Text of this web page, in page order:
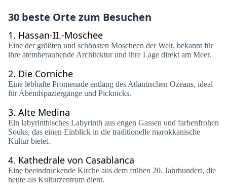
30 beste Orte zum Besuchen
1. Hassan-II.-Moschee
Eine der größten und schönsten Moscheen der Welt, bekannt für
ihre atemberaubende Architektur und ihre Lage direkt am Meer.
2. Die Corniche
Eine lebhafte Promenade entlang des Atlantischen Ozeans, ideal
für Abendspaziergänge und Picknicks.
3. Alte Medina
Ein labyrinthisches Labyrinth aus engen Gassen und farbenfrohen
Souks, das einen Einblick in die traditionelle marokkanische
Kultur bietet.
4. Kathedrale von Casablanca
Eine beeindruckende Kirche aus dem frühen 20. Jahrhundert, die
heute als Kulturzentrum dient.